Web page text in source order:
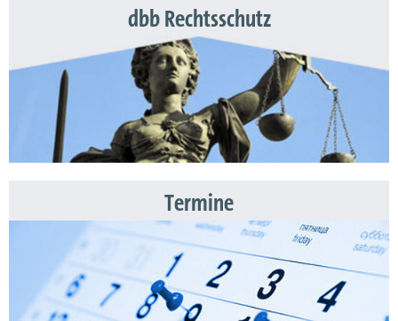
dbb Rechtsschutz
Termine